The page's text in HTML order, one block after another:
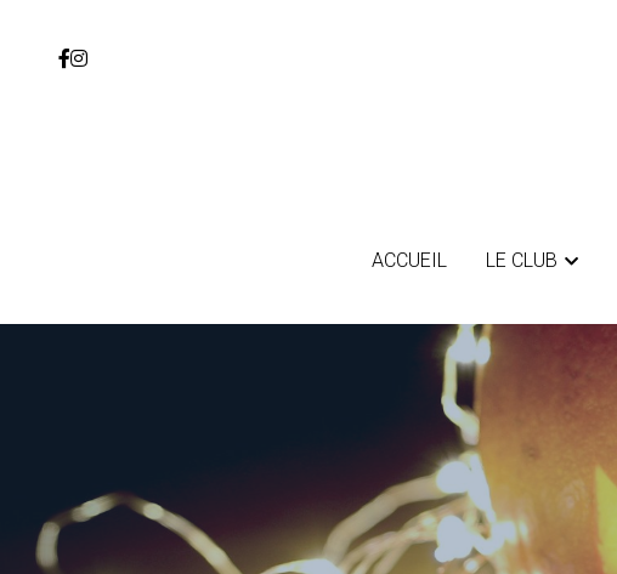
ACCUEIL LE CLUB
ACCUEIL LE CLUB